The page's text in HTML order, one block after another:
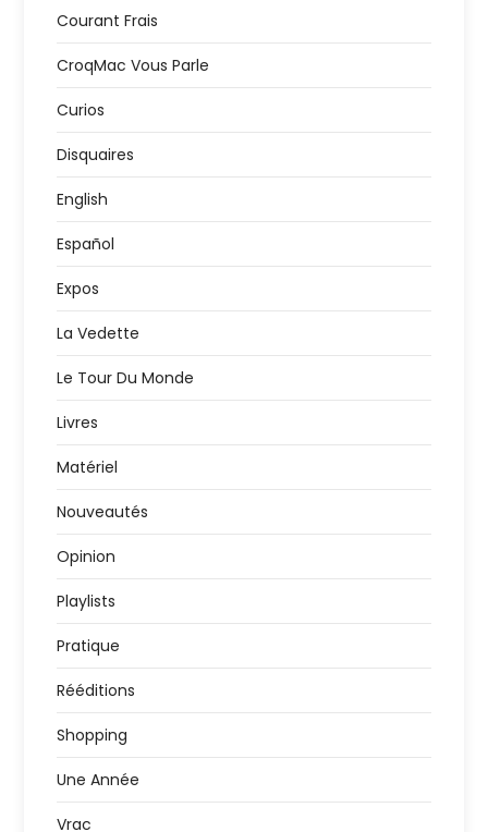
Courant Frais
CroqMac Vous Parle
Curios
Disquaires
English
Español
Expos
La Vedette
Le Tour Du Monde
Livres
Matériel
Nouveautés
Opinion
Playlists
Pratique
Rééditions
Shopping
Une Année
Vrac